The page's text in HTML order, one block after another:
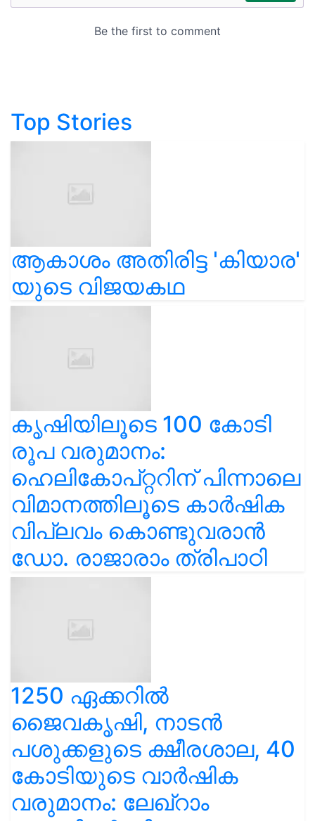
Top Stories
ആകാശം അതിരിട്ട 'കിയാര'
യുടെ വിജയകഥ
കൃഷിയിലൂടെ 100 കോടി
രൂപ വരുമാനം:
ഹെലികോപ്റ്ററിന് പിന്നാലെ
വിമാനത്തിലൂടെ കാർഷിക
വിപ്ലവം കൊണ്ടുവരാൻ
ഡോ. രാജാരാം ത്രിപാഠി
1250 ഏക്കറിൽ
ജൈവകൃഷി, നാടൻ
പശുക്കളുടെ ക്ഷീരശാല, 40
കോടിയുടെ വാർഷിക
വരുമാനം: ലേഖ്‌റാം